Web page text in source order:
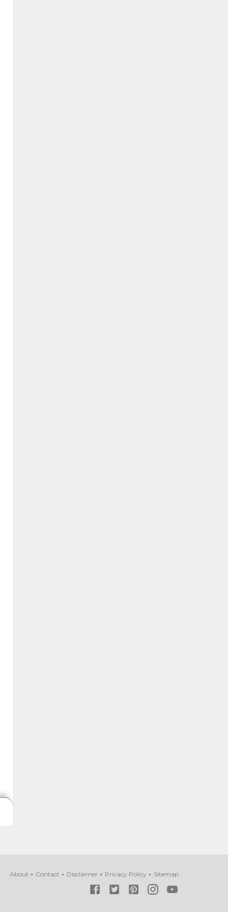
About Contact Disclaimer Privacy Policy Sitemap